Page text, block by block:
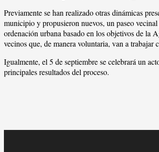
Previamente se han realizado otras dinámicas
municipio y propusieron nuevos, un paseo
ordenación urbana basado en los objetivos de la
vecinos que, de manera voluntaria, van a
Igualmente, el 5 de septiembre se celebrará un
principales resultados del proceso.